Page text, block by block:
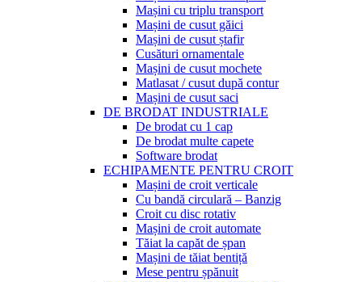
Mașini cu triplu transport
Mașini de cusut găici
Mașini de cusut ștafir
Cusături ornamentale
Mașini de cusut mochete
Matlasat / cusut după contur
Mașini de cusut saci
DE BRODAT INDUSTRIALE
De brodat cu 1 cap
De brodat multe capete
Software brodat
ECHIPAMENTE PENTRU CROIT
Mașini de croit verticale
Cu bandă circulară – Banzig
Croit cu disc rotativ
Mașini de croit automate
Tăiat la capăt de șpan
Mașini de tăiat bentiță
Mese pentru șpănuit